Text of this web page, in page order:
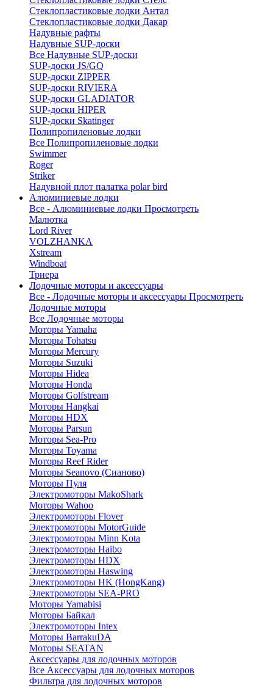
Стеклопластиковые лодки Антал
Стеклопластиковые лодки Дакар
Надувные рафты
Надувные SUP-доски
Все Надувные SUP-доски
SUP-доски JS/GQ
SUP-доски ZIPPER
SUP-доски RIVIERA
SUP-доски GLADIATOR
SUP-доски HIPER
SUP-доски Skatinger
Полипропиленовые лодки
Все Полипропиленовые лодки
Swimmer
Roger
Striker
Надувной плот палатка polar bird
Алюминиевые лодки
Все - Алюминиевые лодки Просмотреть
Малютка
Lord River
VOLZHANKA
Xstream
Windboat
Триера
Лодочные моторы и аксессуары
Все - Лодочные моторы и аксессуары Просмотреть
Лодочные моторы
Все Лодочные моторы
Моторы Yamaha
Моторы Tohatsu
Моторы Mercury
Моторы Suzuki
Моторы Hidea
Моторы Honda
Моторы Golfstream
Моторы Hangkai
Моторы HDX
Моторы Parsun
Моторы Sea-Pro
Моторы Toyama
Моторы Reef Rider
Моторы Seanovo (Сианово)
Моторы Пуля
Электромоторы MakoShark
Моторы Wahoo
Электромоторы Flover
Электромоторы MotorGuide
Электромоторы Minn Kota
Электромоторы Haibo
Электромоторы HDX
Электромоторы Haswing
Электромоторы HK (HongKang)
Электромоторы SEA-PRO
Моторы Yamabisi
Моторы Байкал
Электромоторы Intex
Моторы BarrakuDA
Моторы SEATAN
Аксессуары для лодочных моторов
Все Аксессуары для лодочных моторов
Фильтра для лодочных моторов